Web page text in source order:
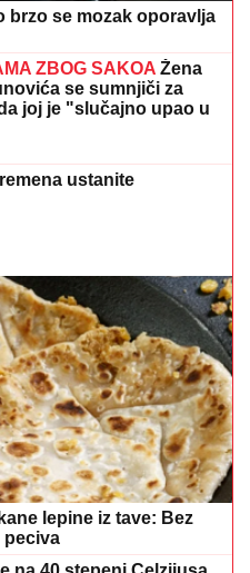
brzo se mozak oporavlja
ZBOG SAKOA Žena
se sumnjiči za
joj je "slučajno upao u
ustanite
lepine iz tave: Bez
peciva